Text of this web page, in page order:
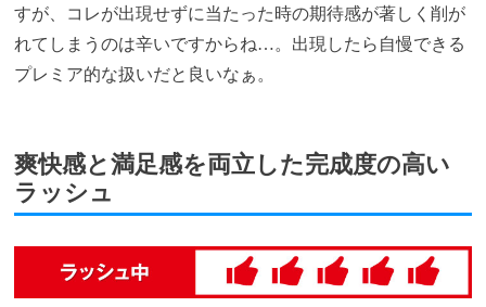
すが、コレが出現せずに当たった時の期待感が著しく削が
れてしまうのは辛いですからね…。出現したら自慢できる
プレミア的な扱いだと良いなぁ。
爽快感と満足感を両立した完成度の高い
ラッシュ